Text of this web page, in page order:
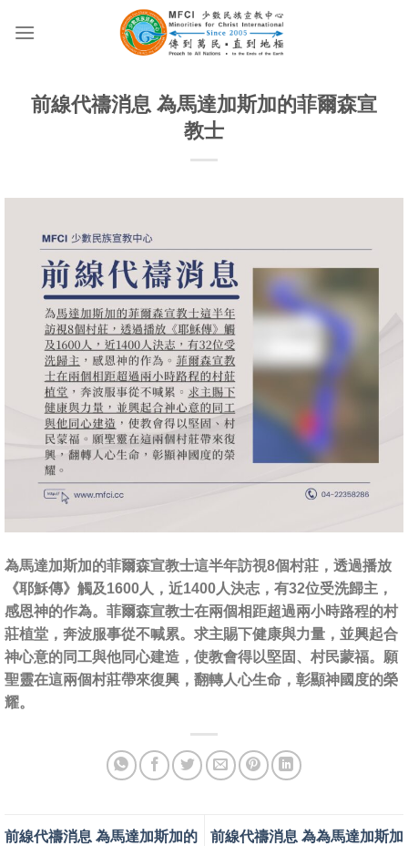
前線代禱消息 為馬達加斯加的菲爾森宣
教士
為馬達加斯加的菲爾森宣教士這半年訪視8個村莊，透過播放
《耶穌傳》觸及1600人，近1400人決志，有32位受洗歸主，
感恩神的作為。菲爾森宣教士在兩個相距超過兩小時路程的村
莊植堂，奔波服事從不喊累。求主賜下健康與力量，並興起合
神心意的同工與他同心建造，使教會得以堅固、村民蒙福。願
聖靈在這兩個村莊帶來復興，翻轉人心生命，彰顯神國度的榮
耀。
前線代禱消息 為馬達加斯加的
前線代禱消息 為為馬達加斯加